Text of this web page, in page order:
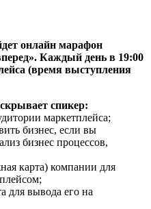
онлайн марафон
Каждый день в 19:00
(время выступления
спикер:
маркетплейса;
бизнес, если вы
бизнес процессов,
карта) компании для
для вывода его на